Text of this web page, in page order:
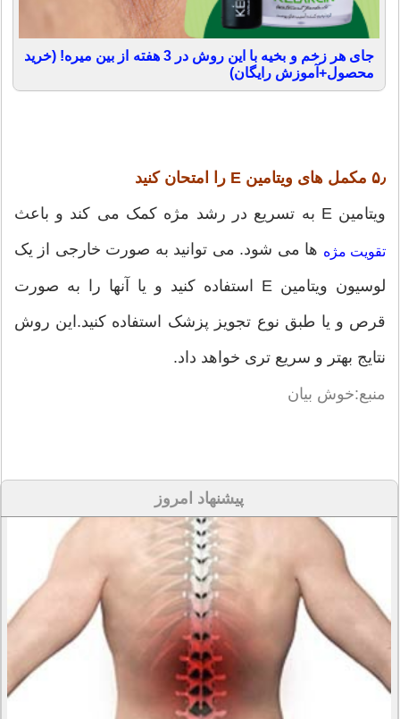
جای هر زخم و بخیه با این روش در 3 هفته از بین میره! (خرید
محصول+آموزش رایگان)
۵٫ مکمل های ویتامین E را امتحان کنید
ویتامین E به تسریع در رشد مژه کمک می کند و باعث
تقویت مژه ها می شود. می توانید به صورت خارجی از یک
لوسیون ویتامین E استفاده کنید و یا آنها را به صورت
قرص و یا طبق نوع تجویز پزشک استفاده کنید.این روش
نتایج بهتر و سریع تری خواهد داد.
منبع:خوش بيان
پیشنهاد امروز